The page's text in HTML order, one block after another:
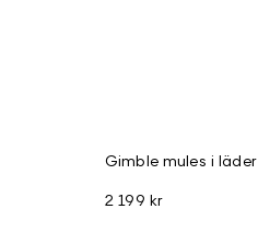
Gimble mules i läder
2 199 kr